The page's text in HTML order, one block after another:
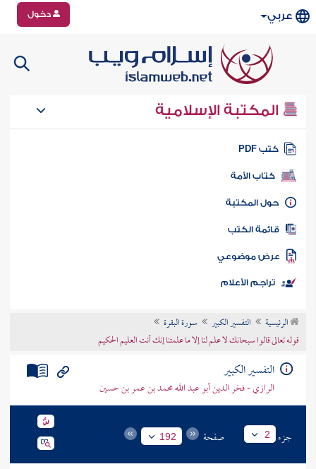
عربي دخول
المكتبة الإسلامية
كتب PDF
كتاب الأمة
المكتبة
الكتب
موضوعي
تراجم الأعلام
الرئيسية التفسير الكبير
سورة البقرة
قوله تعالى قالوا سبحانك لا علم لنا إلا ما علمتنا إنك أنت العليم الحكيم
التفسير الكبير
الرازي - فخر الدين أبو عبد الله محمد بن عمر بن حسين
جزء 2 صفحة 192